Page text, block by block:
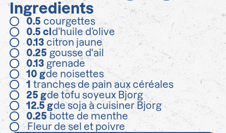
Ingredients
0.5 courgettes
0.5 cl d’huile d’olive
0.13 citron jaune
0.25 gousse d'ail
0.13 grenade
10 gde noisettes
1 tranches de pain aux céréales
25 gde tofu soyeux Bjorg
12.5 gde soja à cuisiner Bjorg
0.25 botte de menthe
Fleur de sel et poivre